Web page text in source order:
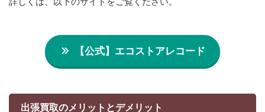
【公式】エコストアレコード
出張買取のメリットとデメリット